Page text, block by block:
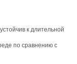
к длительной
по сравнению с